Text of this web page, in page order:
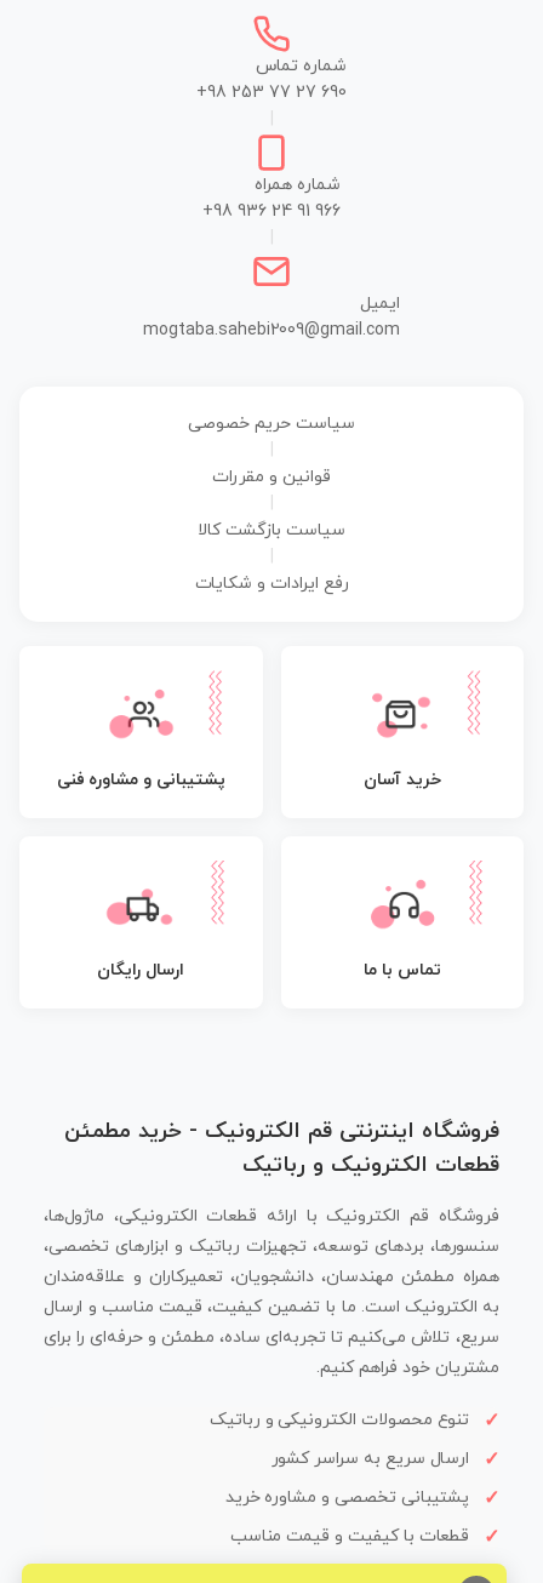
شماره تماس
+98 253 77 27 690
شماره همراه
+98 936 24 91 966
ایمیل
mogtaba.sahebi2009@gmail.com
سیاست حریم خصوصی
قوانین و مقررات
سیاست بازگشت کالا
رفع ایرادات و شکایات
خرید آسان پشتیبانی و مشاوره فنی
تماس با ما ارسال رایگان
فروشگاه اینترنتی قم الکترونیک - خرید مطمئن
قطعات الکترونیک و رباتیک
فروشگاه قم الکترونیک با ارائه قطعات الکترونیکی، ماژول‌ها،
سنسورها، بردهای توسعه، تجهیزات رباتیک و ابزارهای تخصصی،
همراه مطمئن مهندسان، دانشجویان، تعمیرکاران و علاقه‌مندان
به الکترونیک است. ما با تضمین کیفیت، قیمت مناسب و ارسال
سریع، تلاش می‌کنیم تا تجربه‌ای ساده، مطمئن و حرفه‌ای را برای
مشتریان خود فراهم کنیم.
تنوع محصولات الکترونیکی و رباتیک
ارسال سریع به سراسر کشور
پشتیبانی تخصصی و مشاوره خرید
قطعات با کیفیت و قیمت مناسب